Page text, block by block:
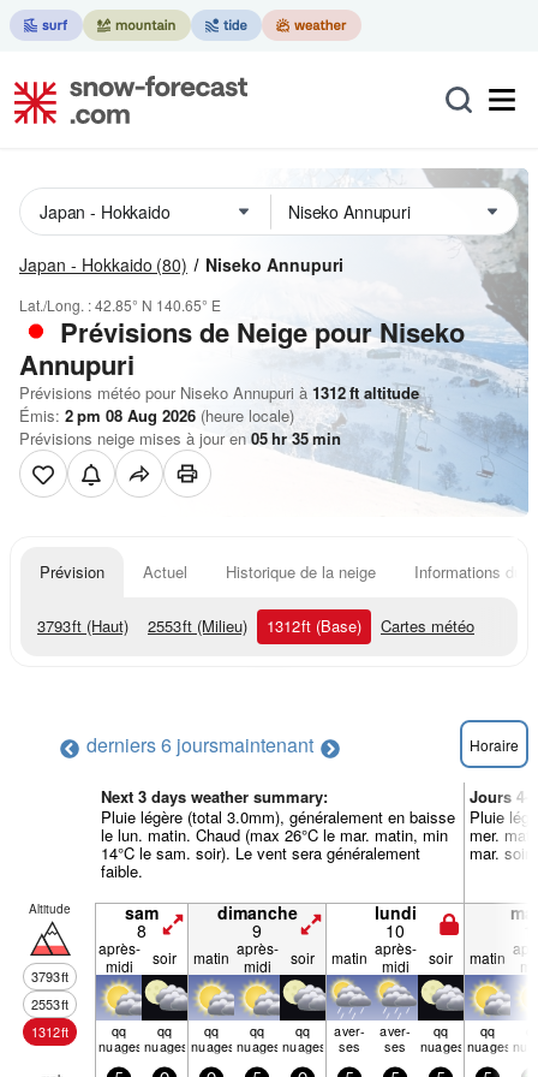
Japan - Hokkaido (80) Niseko Annupuri
Lat./Long. :42.85° N 140.65° E
Prévisions de Neigepour Niseko
Annupuri
Prévisions météo pour Niseko Annupuri à 1312ft altitude
Émis: 2 pm 08 Aug 2026 (heure locale)
Prévisions neige mises à jour en 05hr35min
Prévision Actuel Historique de la neige Informations du
3793ft (Haut) 2553ft (Milieu) 1312ft (Base) Cartes météo
derniers 6 joursmaintenant Horaire
Next 3 days weather summary:
Pluie légère (total 3.0mm), généralement en baisse
le lun. matin. Chaud (max 26°C le mar. matin, min
14°C le sam. soir). Le vent sera généralement
faible.
Jours 4-
Pluie
mer.
mar.
Altitude
3793ft
2553ft
1312ft
sam
8
dimanche
9
lundi
10
après-
midi
soir matin après-
midi
soir matin après-
midi
soir matin
qq
nuages
qq
nuages
qq
nuages
qq
nuages
qq
nuages
aver­
ses
aver­
ses
qq
nuages
qq
nuages